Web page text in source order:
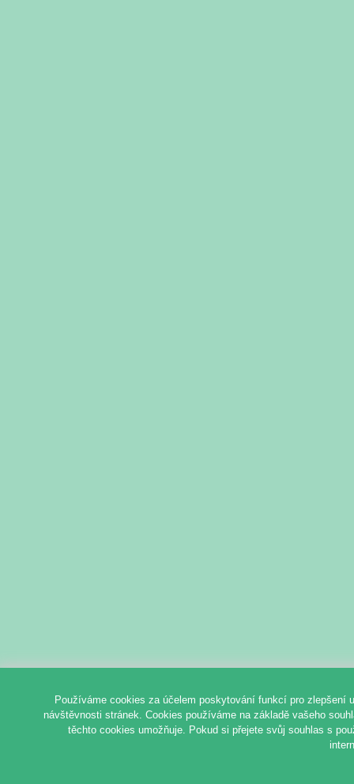
Používáme cookies za účelem poskytování funkcí pro zlepšení
návštěvnosti stránek. Cookies používáme na základě vašeho
těchto cookies umožňuje. Pokud si přejete svůj souhlas s